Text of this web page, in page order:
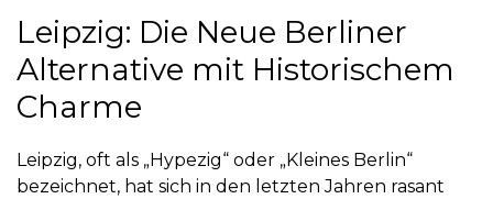
Leipzig: Die Neue Berliner
Alternative mit Historischem
Charme
Leipzig, oft als „Hypezig“ oder „Kleines Berlin“
bezeichnet, hat sich in den letzten Jahren rasant